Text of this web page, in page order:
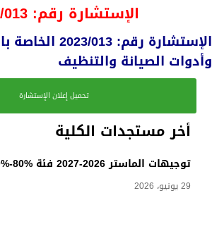
أخر مستجدات الكلية
توجيهات الماستر 2026-2027 فئة %80-%20
29 يونيو، 2026
الإستشارة رقم: 2023/013
الإستشارة رقم:
وأدوات الصيانة والتنظيف
تحميل إعلان الإستشارة